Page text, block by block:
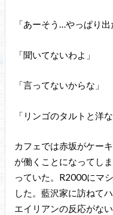
「あーそう…やっぱり出
「聞いてないわよ」
「言ってないからな」
「リンゴのタルトと洋
カフェでは赤坂がケー
が働くことになってし
っていた。R2000にマ
した。藍沢家に訪ねて
エイリアンの反応がない